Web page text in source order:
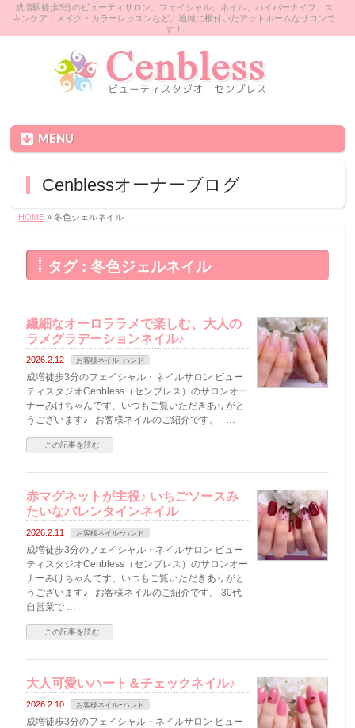
成増駅徒歩3分のビューティサロン。フェイシャル、ネイル、ハイパーナイフ、ス
キンケア・メイク・カラーレッスンなど。地域に根付いたアットホームなサロンで
す！
MENU
Cenblessオーナーブログ
HOME » 冬色ジェルネイル
タグ : 冬色ジェルネイル
繊細なオーロララメで楽しむ、大人の
ラメグラデーションネイル♪
2026.2.12 お客様ネイルｰハンド
成増徒歩3分のフェイシャル・ネイルサロン ビュー
ティスタジオCenbless（センブレス）のサロンオー
ナーみけちゃんです、いつもご覧いただきありがと
うございます♪ お客様ネイルのご紹介です。 …
この記事を読む
赤マグネットが主役♪ いちごソースみ
たいなバレンタインネイル
2026.2.11 お客様ネイルｰハンド
成増徒歩3分のフェイシャル・ネイルサロン ビュー
ティスタジオCenbless（センブレス）のサロンオー
ナーみけちゃんです、いつもご覧いただきありがと
うございます♪ お客様ネイルのご紹介です。 30代
自営業で …
この記事を読む
大人可愛いハート＆チェックネイル♪
2026.2.10 お客様ネイルｰハンド
成増徒歩3分のフェイシャル・ネイルサロン ビュー